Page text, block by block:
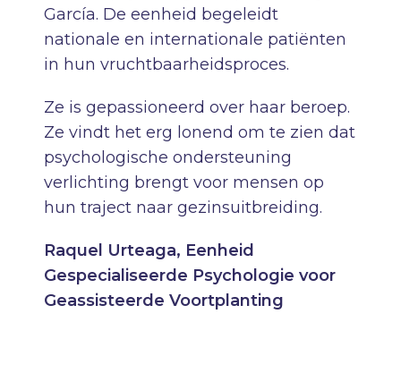
García. De eenheid begeleidt
nationale en internationale patiënten
in hun vruchtbaarheidsproces.
Ze is gepassioneerd over haar beroep.
Ze vindt het erg lonend om te zien dat
psychologische ondersteuning
verlichting brengt voor mensen op
hun traject naar gezinsuitbreiding.
Raquel Urteaga, Eenheid
Gespecialiseerde Psychologie voor
Geassisteerde Voortplanting